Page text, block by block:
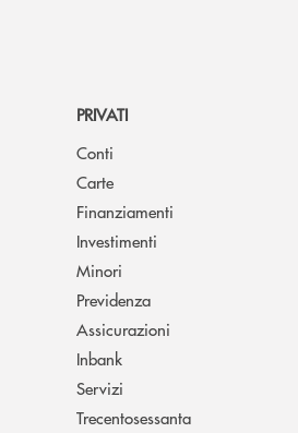
PRIVATI
Conti
Carte
Finanziamenti
Investimenti
Minori
Previdenza
Assicurazioni
Inbank
Servizi
Trecentosessanta